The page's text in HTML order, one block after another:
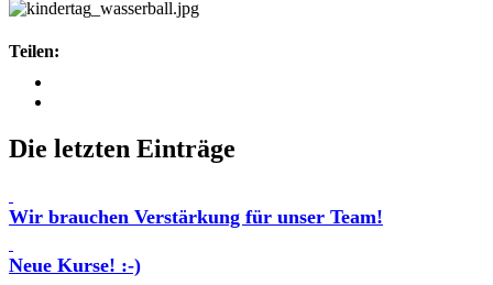
Teilen:
Die letzten Einträge
Wir brauchen Verstärkung für unser Team!
Neue Kurse! :-)